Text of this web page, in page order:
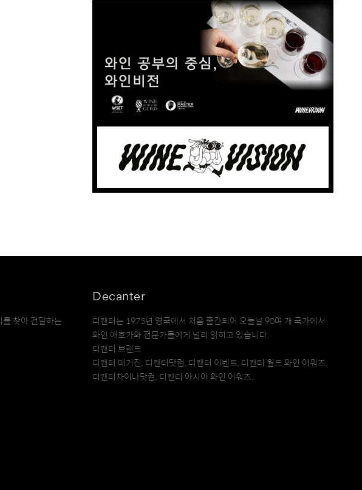
찾아 전달하는
Decanter
디캔터는 1975년 영국에서 처음 출간되어 오늘날 90여 개 국가에서
와인 애호가와 전문가들에게 널리 읽히고 있습니다.
디캔터 브랜드
디캔터 매거진, 디캔터닷컴, 디캔터 이벤트, 디캔터 월드 와인 어워즈,
디캔터차이나닷컴, 디캔터 아시아 와인 어워즈.